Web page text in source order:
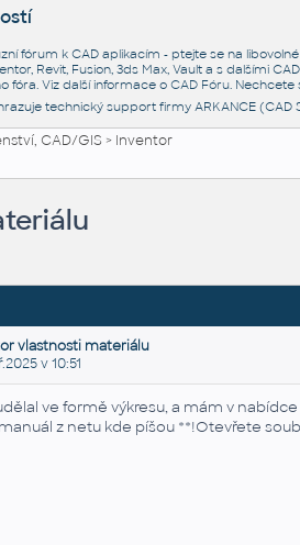
fórum k CAD aplikacím - ptejte se na
Revit, Fusion, 3ds Max, Vault a s dalšími
fóra. Viz další informace o CAD Fóru. Nechcete
technický support firmy ARKANCE
CAD/GIS> Inventor
vlastnosti materiálu
v 10:51
ve formě výkresu, a mám v
z netu kde píšou **!Otevřete